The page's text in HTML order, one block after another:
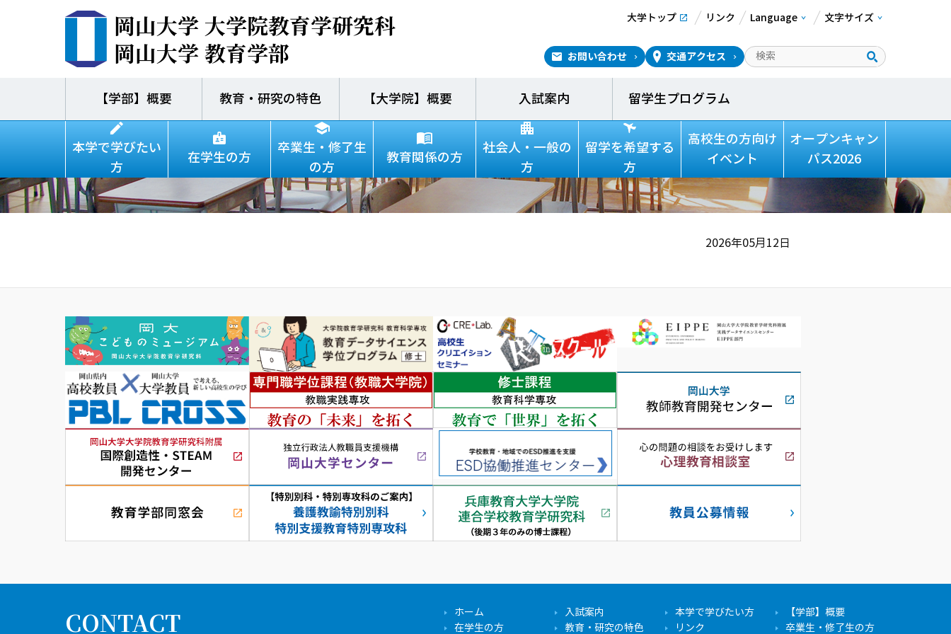
岡山大学 大学院教育学研究科
岡山大学 教育学部
大学トップ リンク Language 文字サイズ
お問い合わせ 交通アクセス
【学部】概要 教育・研究の特色 【大学院】概要 入試案内 留学生プログラム
本学で学びたい
方
在学生の方
卒業生・修了生
の方
教育関係の方
社会人・一般の
方
留学を希望する
方
高校生の方向け
イベント
オープンキャン
パス2026
高橋 彩
2026年05月12日
CONTACT ホーム 入試案内 本学で学びたい方
【学部】概要
在学生の方
教育・研究の特色 リンク 卒業生・修了生の方